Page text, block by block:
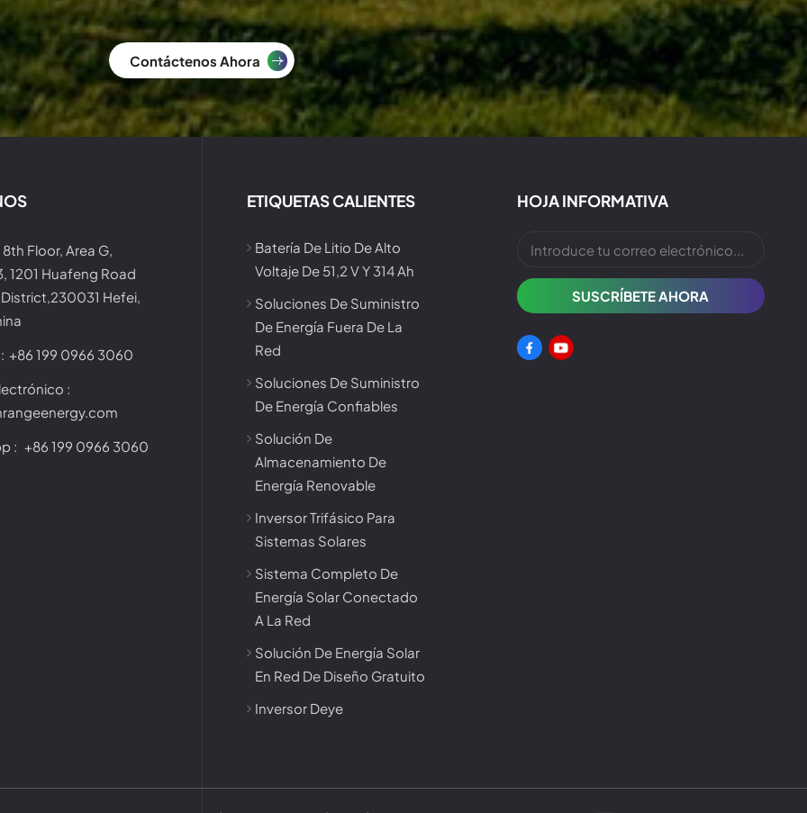
Contáctenos Ahora
Floor, Area G,
1201 Huafeng Road
Hefei,
+86 199 0966 3060
:
: +86 199 0966 3060
ETIQUETAS CALIENTES
Batería De Litio De Alto
Voltaje De 51,2 V Y 314 Ah
Soluciones De Suministro
De Energía Fuera De La
Red
Soluciones De Suministro
De Energía Confiables
Solución De
Almacenamiento De
Energía Renovable
Inversor Trifásico Para
Sistemas Solares
Sistema Completo De
Energía Solar Conectado
A La Red
Solución De Energía Solar
En Red De Diseño Gratuito
Inversor Deye
HOJA INFORMATIVA